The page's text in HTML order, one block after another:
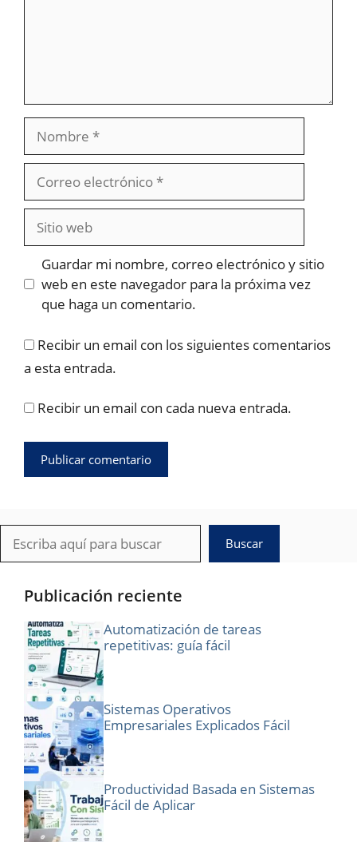
Nombre
electrónico
Sitio
web
Guardar mi nombre, correo electrónico y sitio
web en este navegador para la próxima vez
que haga un comentario.
Recibir un email con los siguientes comentarios
a esta entrada.
Recibir un email con cada nueva entrada.
Buscar
Buscar
Publicación reciente
Automatización de tareas
repetitivas: guía fácil
Sistemas Operativos
Empresariales Explicados Fácil
Productividad Basada en Sistemas
Fácil de Aplicar